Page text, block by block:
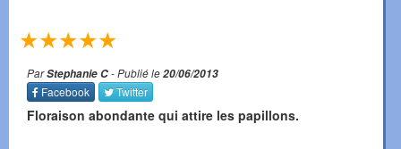
★
★
★
★
★
ParStephanie C- Publié le20/06/2013
Facebook
Twitter
Floraison abondante qui attire les papillons.